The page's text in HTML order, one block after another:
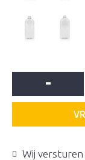
-
Wij